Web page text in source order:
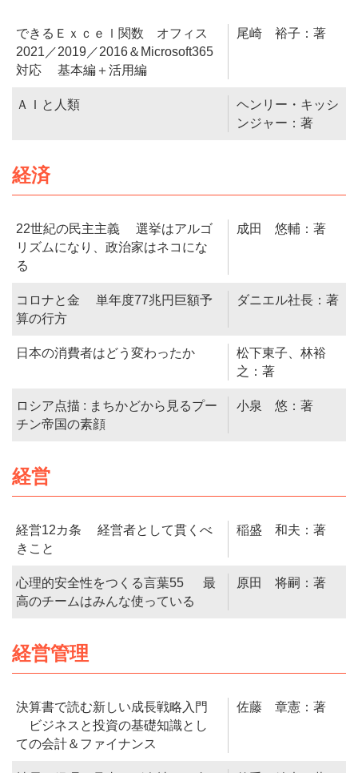
できるＥｘｃｅｌ関数 オフィス
2021／2019／2016＆Microsoft365
対応 基本編＋活用編
尾崎 裕子：著
ＡＩと人類
ヘンリー・キッシ
ンジャー：著
経済
22世紀の民主主義 選挙はアルゴ
リズムになり、政治家はネコにな
る
成田 悠輔：著
コロナと金 単年度77兆円巨額予
算の行方
ダニエル社長：著
日本の消費者はどう変わったか
松下東子、林裕
之：著
ロシア点描 : まちかどから見るプー
チン帝国の素顔
小泉 悠：著
経営
経営12カ条 経営者として貫くべ
きこと
稲盛 和夫：著
心理的安全性をつくる言葉55 最
高のチームはみんな使っている
原田 将嗣：著
経営管理
決算書で読む新しい成長戦略入門
ビジネスと投資の基礎知識とし
ての会計＆ファイナンス
佐藤 章憲：著